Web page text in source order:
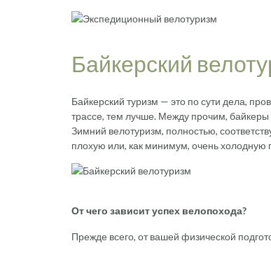
Байкерский
Байкерский туризм — это по сути дела,
трассе, тем лучше. Между прочим, байкеры
Зимний велотуризм, полностью,
плохую или, как минимум, очень холодную
От чего зависит успех велопохода?
Прежде всего, от вашей физической